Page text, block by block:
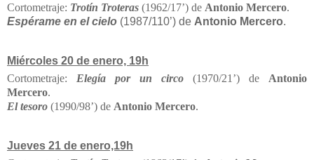
Cortometraje: Trotín Troteras (1962/17’) de Antonio Mercero.
Espérame en el cielo (1987/110’) de Antonio Mercero.
Miércoles 20 de enero, 19h
Cortometraje: Elegía por un circo (1970/21’) de Antonio
Mercero.
El tesoro (1990/98’) de Antonio Mercero.
Jueves 21 de enero,19h